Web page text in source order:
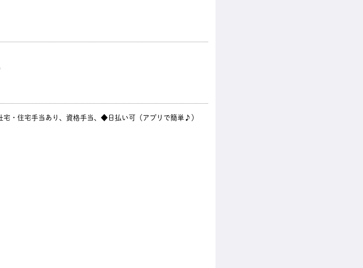
・住宅手当あり、資格手当、◆日払い可（アプリで簡単♪）